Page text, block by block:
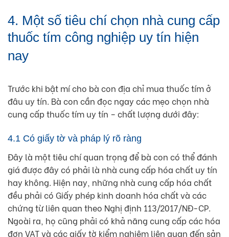
4. Một số tiêu chí chọn nhà cung cấp
thuốc tím công nghiệp uy tín hiện
nay
Trước khi bật mí cho bà con địa chỉ mua thuốc tím ở
đâu uy tín. Bà con cần đọc ngay các mẹo chọn nhà
cung cấp thuốc tím uy tín – chất lượng dưới đây:
4.1 Có giấy tờ và pháp lý rõ ràng
Đây là một tiêu chí quan trọng để bà con có thể đánh
giá được đây có phải là nhà cung cấp hóa chất uy tín
hay không. Hiện nay, những nhà cung cấp hóa chất
đều phải có Giấy phép kinh doanh hóa chất và các
chứng từ liên quan theo Nghị định 113/2017/NĐ-CP.
Ngoài ra, họ cũng phải có khả năng cung cấp các hóa
đơn VAT và các giấy tờ kiểm nghiệm liên quan đến sản